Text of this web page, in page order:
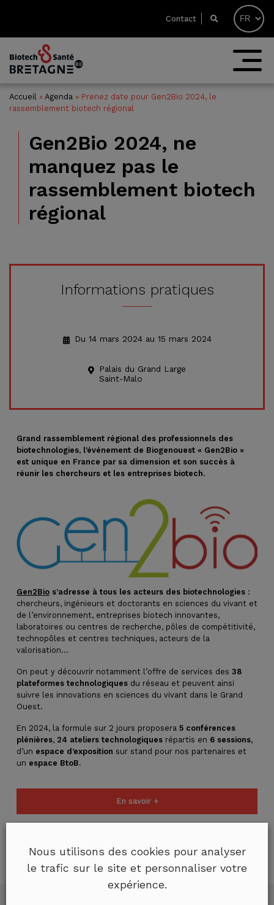
Contact
Accueil » Agenda » Prenez date pour Gen2Bio 2024, le
rassemblement biotech régional
Gen2Bio 2024, ne
manquez pas le
rassemblement biotech
régional
Grand rassemblement régional des professionnels des
biotechnologies, l’événement de Biogenouest « Gen2Bio »
est unique en France par sa dimension et son succès à
réunir les chercheurs et les entreprises biotech.
Gen2Bio s’adresse à tous les acteurs des biotechnologies :
chercheurs, ingénieurs et doctorants en sciences du vivant et
de l’environnement, entreprises biotech innovantes,
laboratoires ou centres de recherche, pôles de compétitivité,
technopôles et centres techniques, acteurs de la
valorisation…
On peut y découvrir notamment l’offre de services des 38
plateformes technologiques du réseau et peuvent ainsi
suivre les innovations en sciences du vivant dans le Grand
Ouest.
En 2024, la formule sur 2 jours proposera 5 conférences
plénières, 24 ateliers technologiques répartis en 6 sessions,
d’un espace d’exposition sur stand pour nos partenaires et
un espace BtoB.
En savoir +
Publié le 26/02/2024
Informations pratiques
Du 14 mars 2024 au 15 mars 2024
Palais du Grand Large
Saint-Malo
Nous utilisons des cookies pour analyser
le trafic sur le site et personnaliser votre
expérience.